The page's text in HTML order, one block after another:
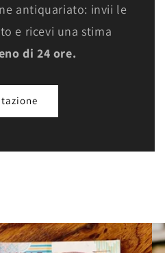
antiquariato: invii le
e ricevi una stima
di 24 ore.